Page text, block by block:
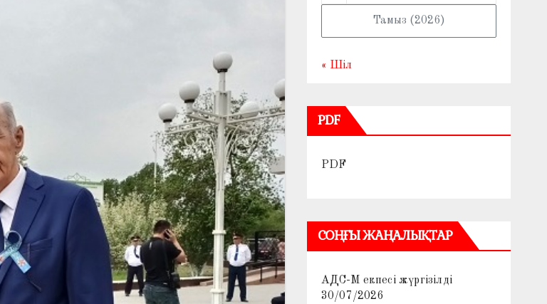
Тамыз (2026)
« Шіл
PDF
PDF
СОҢҒЫ ЖАҢАЛЫҚТАР
АДС-М екпесі жүргізілді
30/07/2026